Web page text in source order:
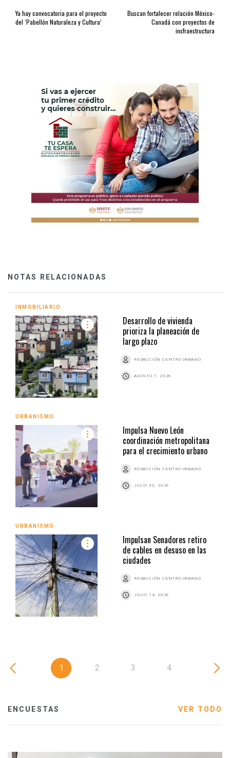
Ya hay convocatoria para el proyecto
del ‘Pabellón Naturaleza y Cultura’
Buscan fortalecer relación México-
Canadá con proyectos de
insfraestructura
NOTAS RELACIONADAS
INMOBILIARIO
Desarrollo de vivienda
prioriza la planeación de
largo plazo
REDACCIÓN CENTRO URBANO
AGOSTO 7, 2026
URBANISMO
Impulsa Nuevo León
coordinación metropolitana
para el crecimiento urbano
REDACCIÓN CENTRO URBANO
JULIO 30, 2026
URBANISMO
Impulsan Senadores retiro
de cables en desuso en las
ciudades
REDACCIÓN CENTRO URBANO
JULIO 14, 2026
1 2 3 4
ENCUESTAS VER TODO